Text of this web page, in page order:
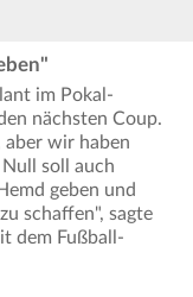
im Pokal-
nächsten Coup.
wir haben
soll auch
geben und
schaffen", sagte
dem Fußball-